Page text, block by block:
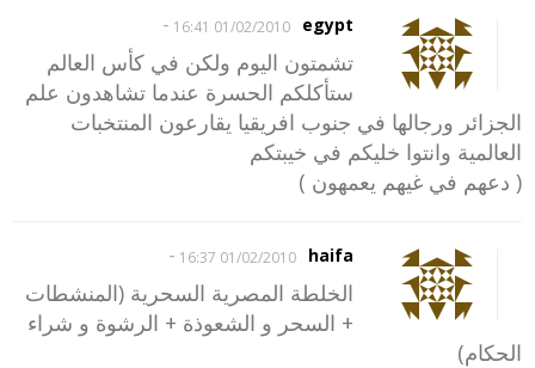
egypt
01/02/2010 16:41
-
تشمتون اليوم ولكن في كأس العالم
ستأكلكم الحسرة عندما تشاهدون علم
الجزائر ورجالها في جنوب افريقيا يقارعون المنتخبات
العالمية وانتوا خليكم في خيبتكم
( دعهم في غيهم يعمهون )
haifa
01/02/2010 16:37
-
الخلطة المصرية السحرية (المنشطات
+ السحر و الشعوذة + الرشوة و شراء
الحكام)